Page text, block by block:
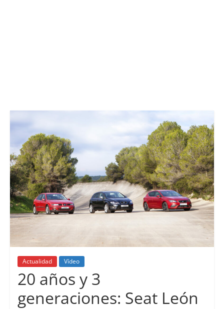
Actualidad Vídeo
20 años y 3
generaciones: Seat León